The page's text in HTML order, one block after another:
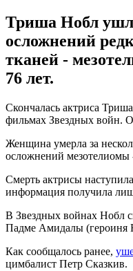
Триша Нобл
осложнений
тканей -
76 лет.
Скончалась актриса
фильмах Звездных войн.
Женщина умерла за
осложнений мезотелиомы
Смерть актрисы
информация получила
В Звездных войнах Нобл
Падме Амидалы (героиня
Как сообщалось ранее,
цимбалист Петр Сказкив.